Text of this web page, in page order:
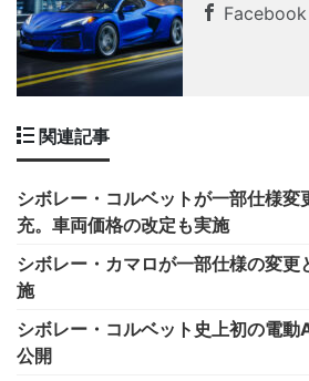
Facebook
関連記事
シボレー・コルベットが一部仕様変
充。車両価格の改定も実施
シボレー・カマロが一部仕様の変更
施
シボレー・コルベット史上初の電
公開